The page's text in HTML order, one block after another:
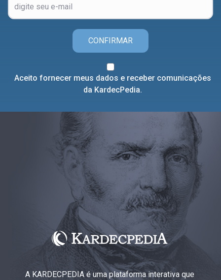
CONFIRMAR
Aceito fornecer meus dados e receber comunicações
da KardecPedia.
A KARDECPEDIA é uma plataforma interativa que